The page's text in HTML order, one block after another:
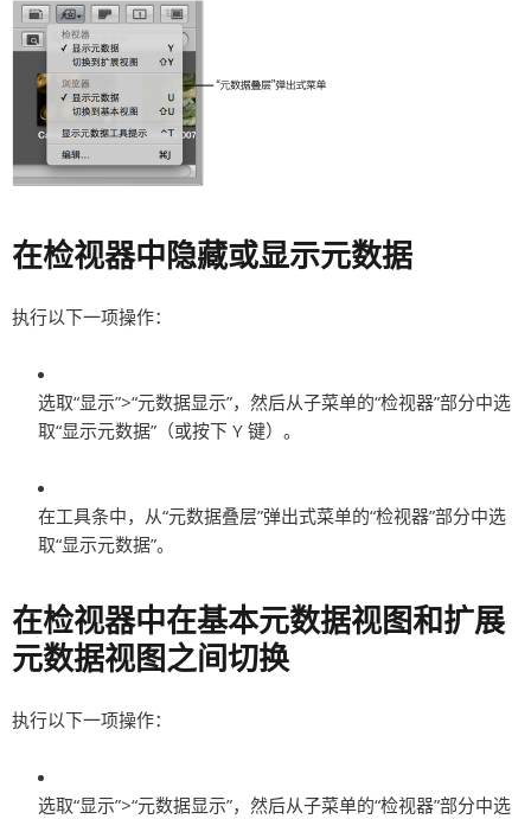
在检视器中隐藏或显示元数据
执行以下一项操作：
选取“显示”>“元数据显示”，然后从子菜单的“检视器”部分中选
取“显示元数据”（或按下 Y 键）。
在工具条中，从“元数据叠层”弹出式菜单的“检视器”部分中选
取“显示元数据”。
在检视器中在基本元数据视图和扩展
元数据视图之间切换
执行以下一项操作：
选取“显示”>“元数据显示”，然后从子菜单的“检视器”部分中选